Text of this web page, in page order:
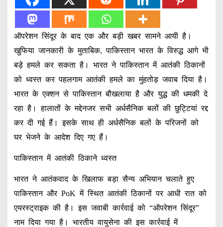
ऑपरेशन सिंदूर के बाद एक और बड़ी खबर सामने आयी है।
खुफिया जानकारी के मुताबिक, पाकिस्तान भारत के विरुद्ध आगे भी
बड़े हमले कर सकता है। भारत ने पाकिस्तान में आतंकी ठिकानों
को ध्वस्त कर पहलगाम आतंकी हमले का मुंहतोड़ जवाब दिया है।
भारत के एक्शन से पाकिस्तान बौखलाया है और युद्ध की धमकी दे
रहा है। हालातों के मद्देनजर सभी अर्धसैनिक बलों की छुट्टियां रद्द
कर दी गई हैं। इसके साथ ही अर्धसैनिक बलों के परिजनों को
घर भेजने के आदेश दिए गए हैं।
पाकिस्तान में आतंकी ठिकाने ध्वस्त
भारत ने आतंकवाद के खिलाफ बड़ा सैन्य अभियान चलाते हुए
पाकिस्तान और PoK में स्थित आतंकी ठिकानों पर आधी रात को
एयरस्ट्राइक की है। इस जवाबी कार्रवाई को “ऑपरेशन सिंदूर”
नाम दिया गया है। भारतीय वायुसेना की इस कार्रवाई में